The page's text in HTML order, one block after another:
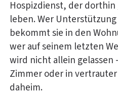
Hospizdienst, der
leben. Wer
bekommt sie in den
wer auf seinem letzten
wird nicht allein gelassen
Zimmer oder in
daheim.